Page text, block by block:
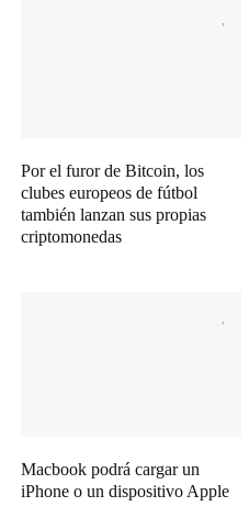
Por el furor de Bitcoin, los
clubes europeos de fútbol
también lanzan sus propias
criptomonedas
Macbook podrá cargar un
iPhone o un dispositivo Apple